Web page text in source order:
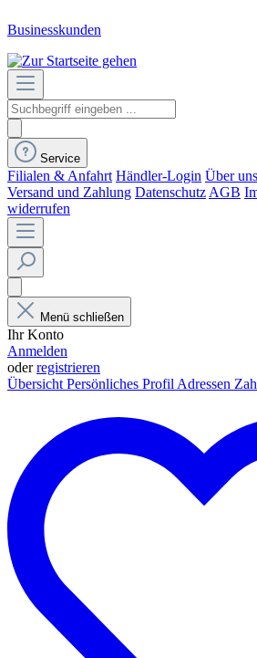
Businesskunden
Service
Filialen & Anfahrt Händler-Login Über uns
Versand und Zahlung Datenschutz AGB
widerrufen
Menü schließen
Ihr Konto
Anmelden
oderregistrieren
Übersicht Persönliches Profil Adressen